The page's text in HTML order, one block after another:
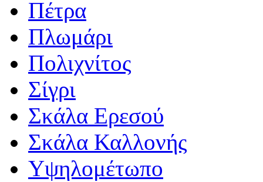
Πέτρα
Πλωμάρι
Πολιχνίτος
Σίγρι
Σκάλα Ερεσού
Σκάλα Καλλονής
Υψηλομέτωπο